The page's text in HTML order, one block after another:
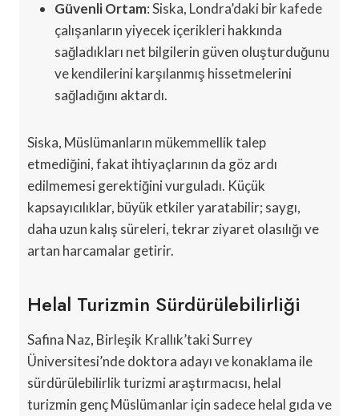
Güvenli Ortam: Siska, Londra’daki bir kafede
çalışanların yiyecek içerikleri hakkında
sağladıkları net bilgilerin güven oluşturduğunu
ve kendilerini karşılanmış hissetmelerini
sağladığını aktardı.
Siska, Müslümanların mükemmellik talep
etmediğini, fakat ihtiyaçlarının da göz ardı
edilmemesi gerektiğini vurguladı. Küçük
kapsayıcılıklar, büyük etkiler yaratabilir; saygı,
daha uzun kalış süreleri, tekrar ziyaret olasılığı ve
artan harcamalar getirir.
Helal Turizmin Sürdürülebilirliği
Safina Naz, Birleşik Krallık’taki Surrey
Üniversitesi’nde doktora adayı ve konaklama ile
sürdürülebilirlik turizmi araştırmacısı, helal
turizmin genç Müslümanlar için sadece helal gıda ve